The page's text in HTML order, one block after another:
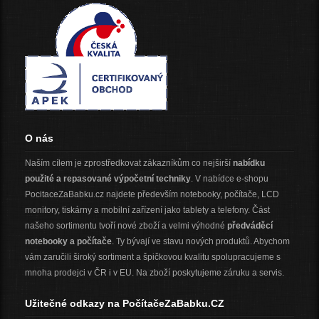
O nás
Naším cílem je zprostředkovat zákazníkům co nejširší nabídku
použité a repasované výpočetní techniky. V nabídce e-shopu
PocitaceZaBabku.cz najdete především notebooky, počítače, LCD
monitory, tiskárny a mobilní zařízení jako tablety a telefony. Část
našeho sortimentu tvoří nové zboží a velmi výhodné předváděcí
notebooky a počítače. Ty bývají ve stavu nových produktů. Abychom
vám zaručili široký sortiment a špičkovou kvalitu spolupracujeme s
mnoha prodejci v ČR i v EU. Na zboží poskytujeme záruku a servis.
Užitečné odkazy na PočítačeZaBabku.CZ